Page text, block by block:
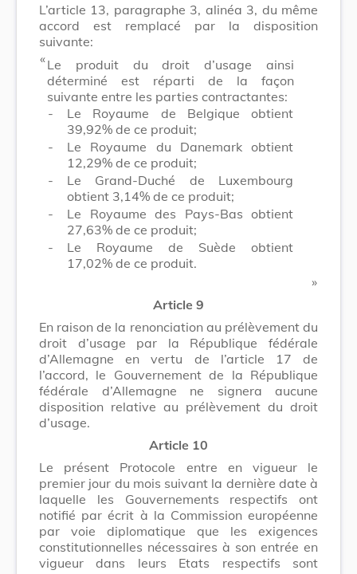
L’article 13, paragraphe 3, alinéa 3, du même
accord est remplacé par la disposition
suivante:
​ «Le produit du droit d’usage ainsi
déterminé est réparti de la façon
suivante entre les parties contractantes:
-
Le Royaume de Belgique obtient
39,92% de ce produit;
-
Le Royaume du Danemark obtient
12,29% de ce produit;
-
Le Grand-Duché de Luxembourg
obtient 3,14% de ce produit;
-
Le Royaume des Pays-Bas obtient
27,63% de ce produit;
-
Le Royaume de Suède obtient
17,02% de ce produit.
​ »
Article 9
En raison de la renonciation au prélèvement du
droit d’usage par la République fédérale
d’Allemagne en vertu de l’article 17 de
l’accord, le Gouvernement de la République
fédérale d’Allemagne ne signera aucune
disposition relative au prélèvement du droit
d’usage.
Article 10
Le présent Protocole entre en vigueur le
premier jour du mois suivant la dernière date à
laquelle les Gouvernements respectifs ont
notifié par écrit à la Commission européenne
par voie diplomatique que les exigences
constitutionnelles nécessaires à son entrée en
vigueur dans leurs Etats respectifs sont